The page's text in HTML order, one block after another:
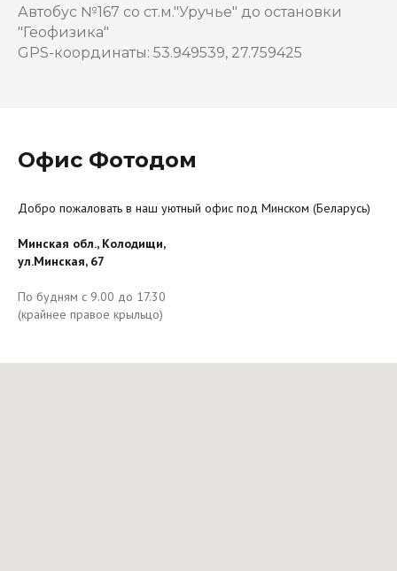
Автобус №167 со ст.м."Уручье" до остановки
"Геофизика"
GPS-координаты: 53.949539, 27.759425
Офис Фотодом
Добро пожаловать в наш уютный офис под Минском (Беларусь)
Минская обл., Колодищи,
ул.Минская, 67
По будням с 9.00 до 17.30
(крайнее правое крыльцо)